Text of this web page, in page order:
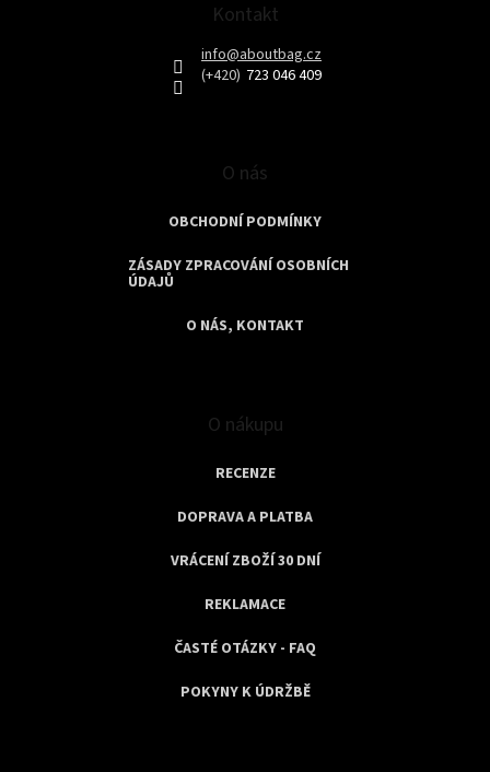
Kontakt
info@aboutbag.cz
723 046 409
O nás
OBCHODNÍ PODMÍNKY
ZÁSADY ZPRACOVÁNÍ OSOBNÍCH
ÚDAJŮ
O NÁS, KONTAKT
O nákupu
RECENZE
DOPRAVA A PLATBA
VRÁCENÍ ZBOŽÍ 30 DNÍ
REKLAMACE
ČASTÉ OTÁZKY - FAQ
POKYNY K ÚDRŽBĚ